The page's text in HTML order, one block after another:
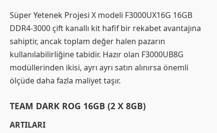
Süper Yetenek Projesi X modeli F3000UX16G 16GB
DDR4-3000 çift kanallı kit hafif bir rekabet avantajına
sahiptir, ancak toplam değer halen pazarın
kullanılabilirliğine tabidir. Hazır olan F3000UB8G
modüllerinden ikisi, ayrı ayrı satın alınırsa önemli
ölçüde daha fazla maliyet taşır.
TEAM DARK ROG 16GB (2 X 8GB)
ARTILARI